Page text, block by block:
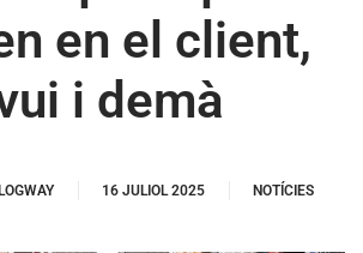
en el client,
i demà
16 JULIOL 2025 NOTÍCIES